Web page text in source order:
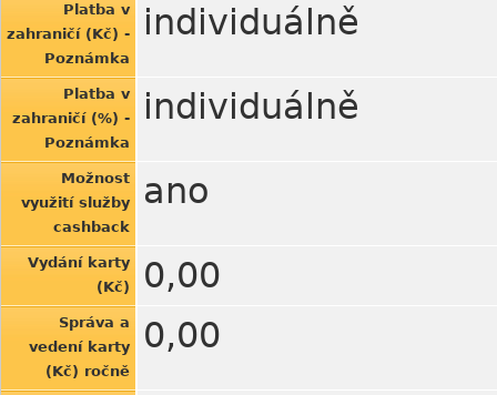
Platba v
zahraničí (Kč) -
Poznámka
individuálně
Platba v
zahraničí (%) -
Poznámka
individuálně
Možnost
využití služby
cashback
ano
Vydání karty
(Kč)
0,00
Správa a
vedení karty
(Kč) ročně
0,00